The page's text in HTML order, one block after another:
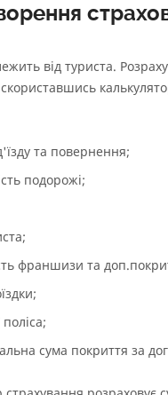
від туриста.
та повернення;
подорожі;
франшизи та
поліса;
сума покриття за